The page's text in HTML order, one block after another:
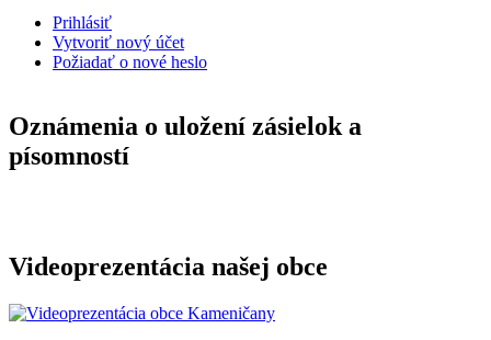
Prihlásiť
Vytvoriť nový účet
Požiadať o nové heslo
Oznámenia o uložení zásielok a
písomností
Videoprezentácia našej obce